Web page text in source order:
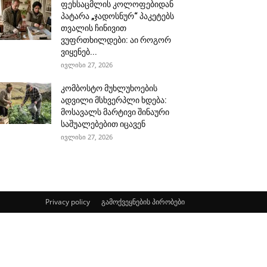
ფეხსაცმლის კოლოფებიდან
პატარა „ჯადოსნურ“ პაკეტებს
თვალის ჩინივით
ვუფრთხილდები: აი როგორ
ვიყენებ...
ივლისი 27, 2026
კომბოსტო მუხლუხოების
ადვილი მსხვერპლი ხდება:
მოსავალს მარტივი შინაური
საშუალებებით იცავენ
ივლისი 27, 2026
Privacy policy გამოქვეყნების პირობები